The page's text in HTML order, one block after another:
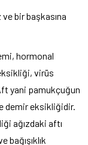
bir başkasına
hormonal
virüs
yani pamukçuğun
demir eksikliğidir.
ağızdaki aftı
bağışıklık